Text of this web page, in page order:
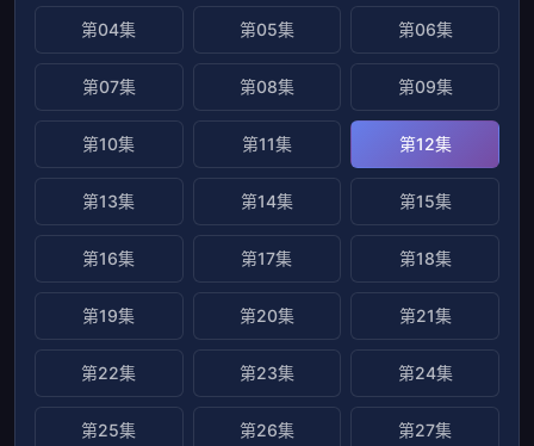
第04集 第05集 第06集
第07集 第08集 第09集
第10集 第11集 第12集
第13集 第14集 第15集
第16集 第17集 第18集
第19集 第20集 第21集
第22集 第23集 第24集
第25集 第26集 第27集